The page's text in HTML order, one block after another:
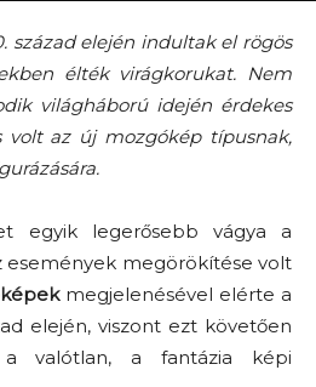
század elején indultak el rögös
élték virágkorukat. Nem
világháború idején érdekes
volt az új mozgókép típusnak,
egyik legerősebb vágya a
események megörökítése volt
megjelenésével elérte a
elején, viszont ezt követően
valótlan, a fantázia képi